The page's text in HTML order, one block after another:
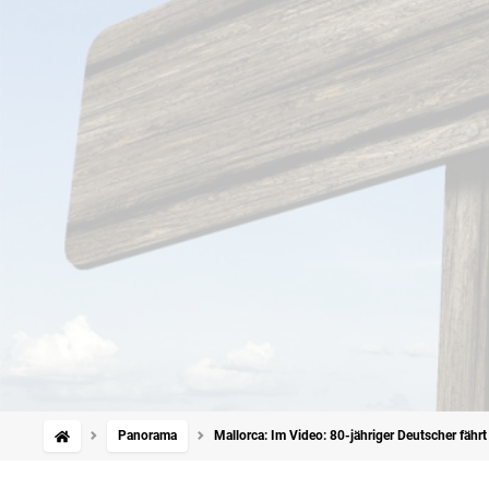
Panorama Mallorca: Im Video: 80-jähriger Deutscher